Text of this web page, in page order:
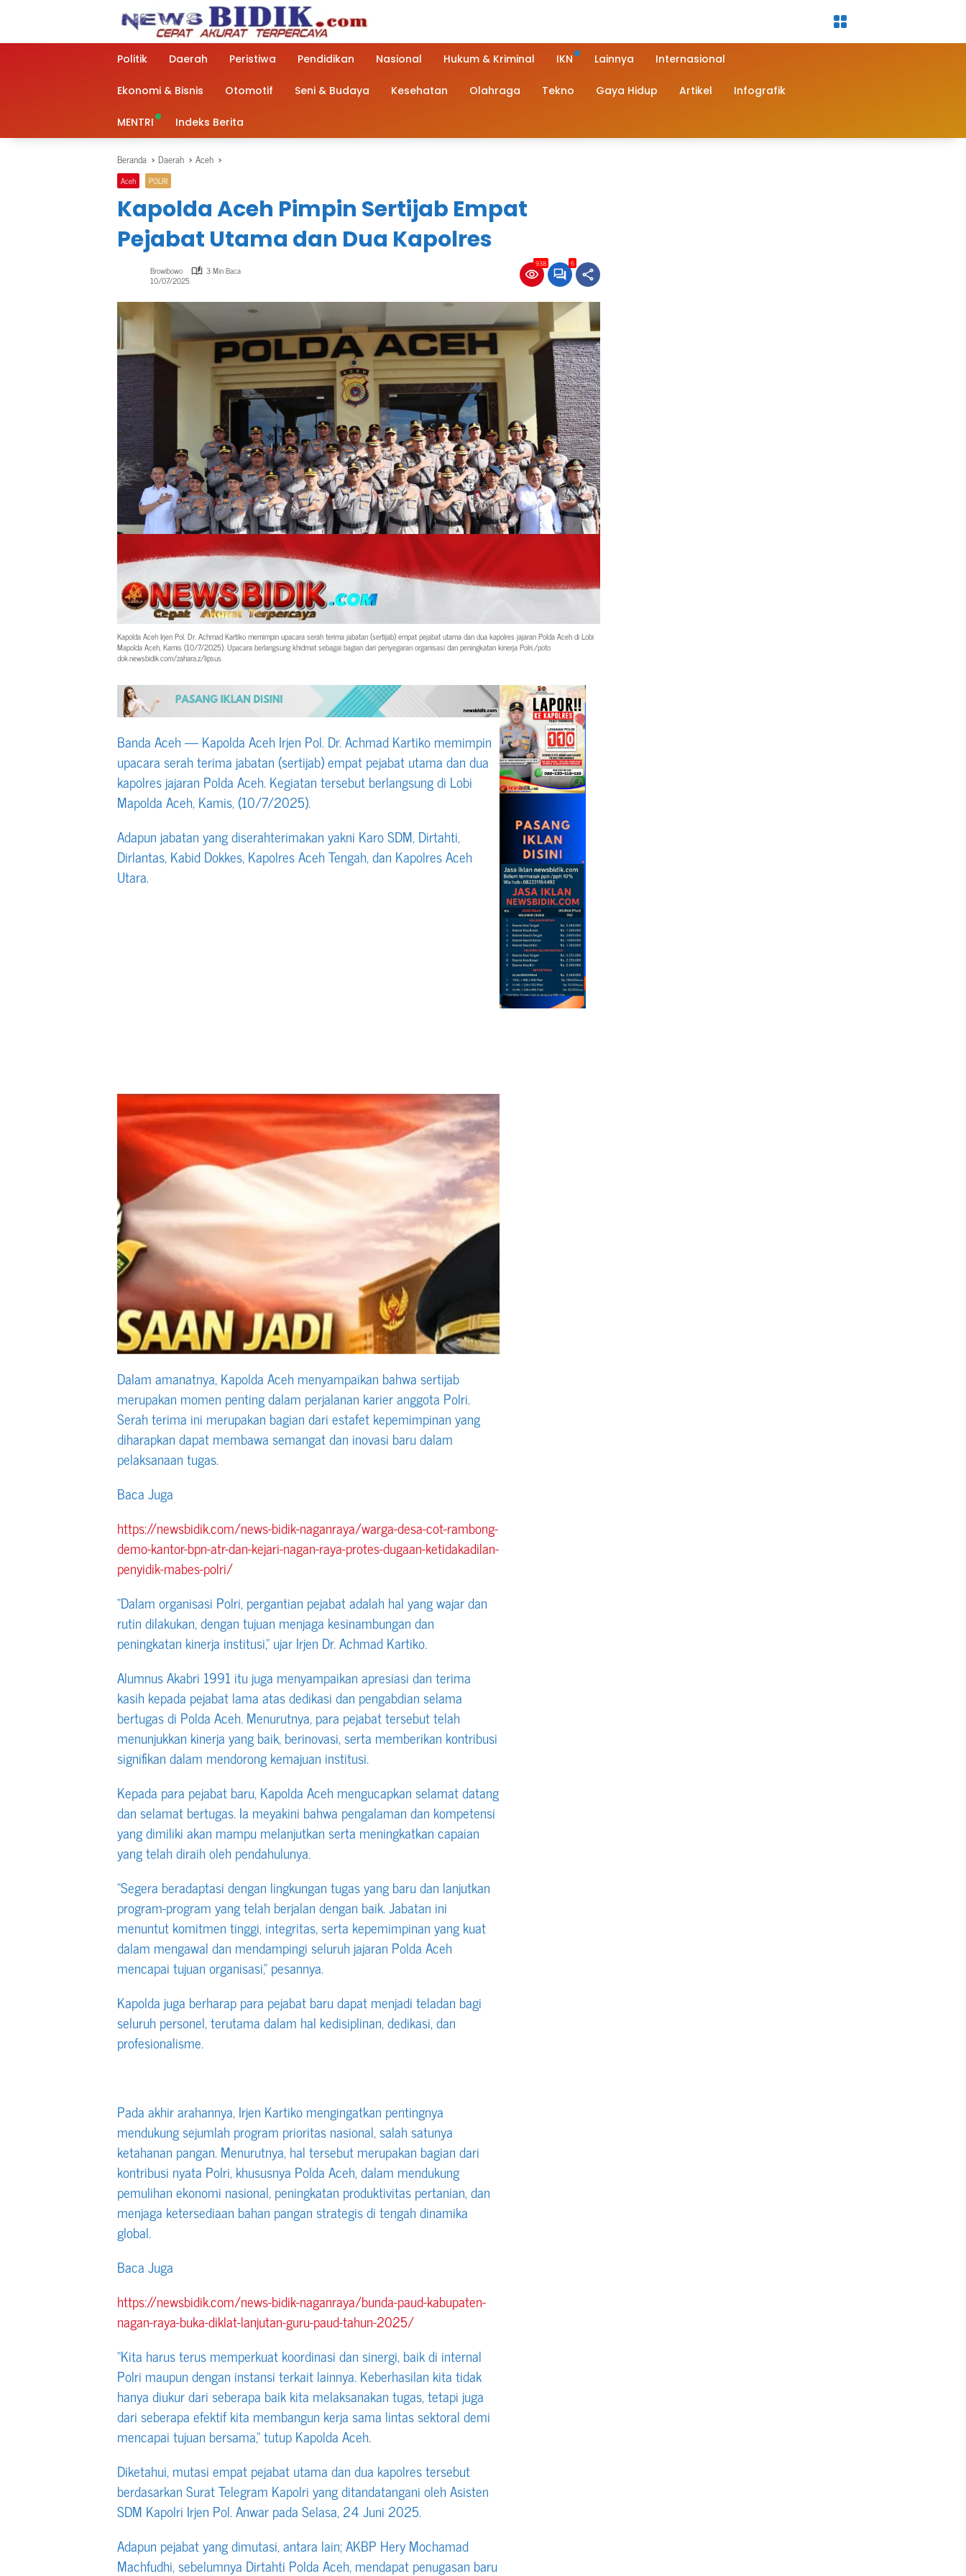
Politik Daerah Peristiwa Pendidikan Nasional Hukum & Kriminal IKN Lainnya Internasional
Ekonomi & Bisnis Otomotif Seni & Budaya Kesehatan Olahraga Tekno Gaya Hidup Artikel Infografik
MENTRI Indeks Berita
Beranda Daerah Aceh
Aceh POLRI
Kapolda Aceh Pimpin Sertijab Empat
Pejabat Utama dan Dua Kapolres
Browibowo 3 Min Baca
10/07/2025
938 6
Kapolda Aceh Irjen Pol. Dr. Achmad Kartiko memimpin upacara serah terima jabatan (sertijab) empat pejabat utama dan dua kapolres jajaran Polda Aceh di Lobi
Mapolda Aceh, Kamis (10/7/2025). Upacara berlangsung khidmat sebagai bagian dari penyegaran organisasi dan peningkatan kinerja Polri./poto
dok.newsbidik.com/zahara.z/lipsus
Banda Aceh — Kapolda Aceh Irjen Pol. Dr. Achmad Kartiko memimpin
upacara serah terima jabatan (sertijab) empat pejabat utama dan dua
kapolres jajaran Polda Aceh. Kegiatan tersebut berlangsung di Lobi
Mapolda Aceh, Kamis, (10/7/2025).
Adapun jabatan yang diserahterimakan yakni Karo SDM, Dirtahti,
Dirlantas, Kabid Dokkes, Kapolres Aceh Tengah, dan Kapolres Aceh
Utara.
Dalam amanatnya, Kapolda Aceh menyampaikan bahwa sertijab
merupakan momen penting dalam perjalanan karier anggota Polri.
Serah terima ini merupakan bagian dari estafet kepemimpinan yang
diharapkan dapat membawa semangat dan inovasi baru dalam
pelaksanaan tugas.
Baca Juga
https://newsbidik.com/news-bidik-naganraya/warga-desa-cot-rambong-
demo-kantor-bpn-atr-dan-kejari-nagan-raya-protes-dugaan-ketidakadilan-
penyidik-mabes-polri/
“Dalam organisasi Polri, pergantian pejabat adalah hal yang wajar dan
rutin dilakukan, dengan tujuan menjaga kesinambungan dan
peningkatan kinerja institusi,” ujar Irjen Dr. Achmad Kartiko.
Alumnus Akabri 1991 itu juga menyampaikan apresiasi dan terima
kasih kepada pejabat lama atas dedikasi dan pengabdian selama
bertugas di Polda Aceh. Menurutnya, para pejabat tersebut telah
menunjukkan kinerja yang baik, berinovasi, serta memberikan kontribusi
signifikan dalam mendorong kemajuan institusi.
Kepada para pejabat baru, Kapolda Aceh mengucapkan selamat datang
dan selamat bertugas. Ia meyakini bahwa pengalaman dan kompetensi
yang dimiliki akan mampu melanjutkan serta meningkatkan capaian
yang telah diraih oleh pendahulunya.
“Segera beradaptasi dengan lingkungan tugas yang baru dan lanjutkan
program-program yang telah berjalan dengan baik. Jabatan ini
menuntut komitmen tinggi, integritas, serta kepemimpinan yang kuat
dalam mengawal dan mendampingi seluruh jajaran Polda Aceh
mencapai tujuan organisasi,” pesannya.
Kapolda juga berharap para pejabat baru dapat menjadi teladan bagi
seluruh personel, terutama dalam hal kedisiplinan, dedikasi, dan
profesionalisme.
Pada akhir arahannya, Irjen Kartiko mengingatkan pentingnya
mendukung sejumlah program prioritas nasional, salah satunya
ketahanan pangan. Menurutnya, hal tersebut merupakan bagian dari
kontribusi nyata Polri, khususnya Polda Aceh, dalam mendukung
pemulihan ekonomi nasional, peningkatan produktivitas pertanian, dan
menjaga ketersediaan bahan pangan strategis di tengah dinamika
global.
Baca Juga
https://newsbidik.com/news-bidik-naganraya/bunda-paud-kabupaten-
nagan-raya-buka-diklat-lanjutan-guru-paud-tahun-2025/
“Kita harus terus memperkuat koordinasi dan sinergi, baik di internal
Polri maupun dengan instansi terkait lainnya. Keberhasilan kita tidak
hanya diukur dari seberapa baik kita melaksanakan tugas, tetapi juga
dari seberapa efektif kita membangun kerja sama lintas sektoral demi
mencapai tujuan bersama,” tutup Kapolda Aceh.
Diketahui, mutasi empat pejabat utama dan dua kapolres tersebut
berdasarkan Surat Telegram Kapolri yang ditandatangani oleh Asisten
SDM Kapolri Irjen Pol. Anwar pada Selasa, 24 Juni 2025.
Adapun pejabat yang dimutasi, antara lain; AKBP Hery Mochamad
Machfudhi, sebelumnya Dirtahti Polda Aceh, mendapat penugasan baru